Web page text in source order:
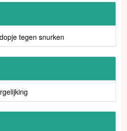
tegen snurken